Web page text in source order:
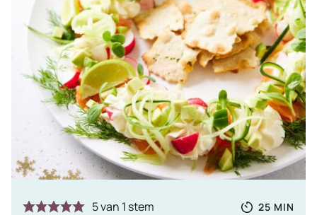
5van 1 stem
Totale
25 MIN